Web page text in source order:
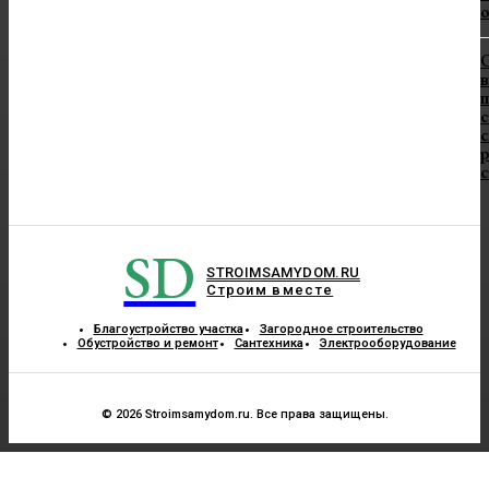
SD
STROIMSAMYDOM.RU
Строим вместе
Благоустройство участка
Загородное строительство
Обустройство и ремонт
Сантехника Электрооборудование
© 2026 Stroimsamydom.ru. Все права защищены.